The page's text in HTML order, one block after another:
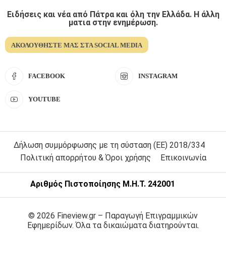
Ειδήσεις και νέα από Πάτρα και όλη την Ελλάδα. Η άλλη
ματια στην ενημέρωση.
ΑΚΟΛΟΥΘΉΣΤΕ ΜΑΣ ΣΤΑ SOCIAL MEDIA
FACEBOOK INSTAGRAM
YOUTUBE
Δήλωση συμμόρφωσης με τη σύσταση (ΕΕ) 2018/334
Πολιτική απορρήτου & Όροι χρήσης
Επικοινωνία
Αριθμός Πιστοποίησης Μ.Η.Τ. 242001
© 2026 Fineview.gr – Παραγωγή Επιγραμμικών
Εφημερίδων. Όλα τα δικαιώματα διατηρούνται.